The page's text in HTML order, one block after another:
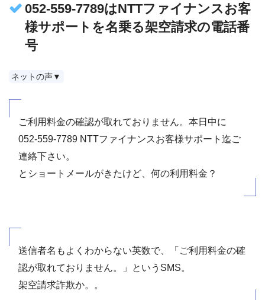
052-559-7789はNTTファイナンスお客
様サポートを名乗る架空請求の電話番
号
ネットの声▼
ご利用料金の確認が取れておりません。本日中に
052-559-7789 NTTファイナンスお客様サポート迄ご
連絡下さい。
とショートメールがきたけど、何の利用料金？
送信者名もよくわからない英数で、「ご利用料金の確
認が取れておりません。」というSMS。
架空請求詐欺か。。